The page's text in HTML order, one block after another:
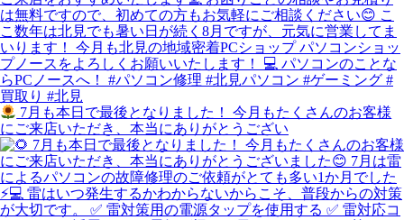
7月も本日で最後となりました！ 今月もたくさんのお客様
にご来店いただき、本当にありがとうござい